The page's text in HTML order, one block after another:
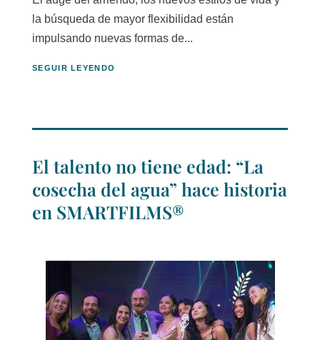
la búsqueda de mayor flexibilidad están
impulsando nuevas formas de...
SEGUIR LEYENDO
El talento no tiene edad: “La
cosecha del agua” hace historia
en SMARTFILMS®